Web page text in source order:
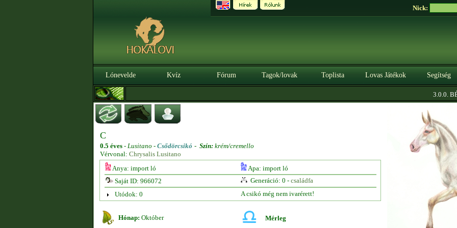
Nick:
Lónevelde Kvíz Fórum Tagok/lovak Toplista Lovas Játékok Segítség
3.0.0.
C
0.5 éves - Lusitano - Csődörcsikó - Szín: krém/cremello
Vérvonal: Chrysalis Lusitano
Anya: import ló
Apa: import ló
Saját ID: 966072
Generáció: 0 - családfa
Utódok: 0
A csikó még nem ivarérett!
Hónap: Október Mérleg